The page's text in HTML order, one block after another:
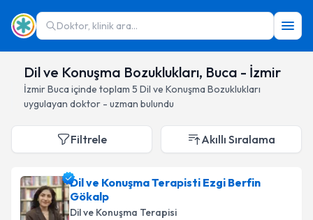
Doktor, klinik ara...
Dil ve Konuşma Bozuklukları, Buca - İzmir
İzmirBuca içinde toplam 5 Dil ve Konuşma Bozuklukları
uygulayan doktor - uzman bulundu
Filtrele Akıllı Sıralama
Dil ve Konuşma Terapisti Ezgi Berfin
Gökalp
Dil ve Konuşma Terapisi